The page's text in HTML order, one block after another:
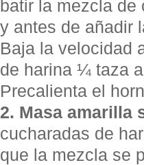
batir la mezcla de
y antes de añadir
Baja la velocidad
de harina ¼ taza
Precalienta el
2. Masa amarilla
cucharadas de
que la mezcla se